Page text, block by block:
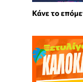
Κάνε το